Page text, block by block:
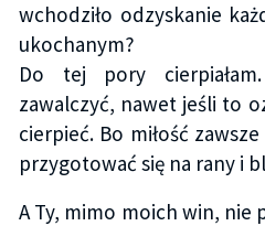
wchodziło odzyskanie
ukochanym?
Do tej pory
zawalczyć, nawet jeśli to
cierpieć. Bo miłość
przygotować się na rany i
A Ty, mimo moich win, nie